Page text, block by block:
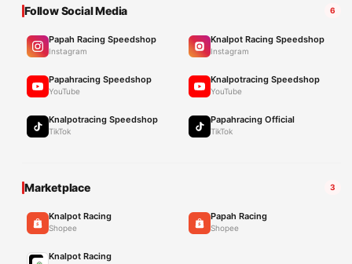
Follow Social Media 6
Papah Racing Speedshop
Instagram
Knalpot Racing Speedshop
Instagram
Papahracing Speedshop
YouTube
Knalpotracing Speedshop
YouTube
Knalpotracing Speedshop
TikTok
Papahracing Official
TikTok
Marketplace 3
Knalpot Racing
Shopee
Papah Racing
Shopee
Knalpot Racing